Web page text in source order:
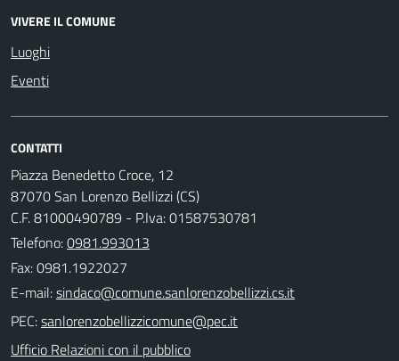
VIVERE IL COMUNE
Luoghi
Eventi
CONTATTI
Piazza Benedetto Croce, 12
87070 San Lorenzo Bellizzi (CS)
C.F. 81000490789 - P.Iva: 01587530781
Telefono:0981.993013
Fax: 0981.1922027
E-mail:
PEC:
Ufficio Relazioni con il pubblico